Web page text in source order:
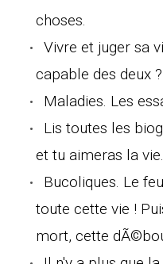
choses.
Vivre et juger sa
capable des deux ?
Maladies. Les
Lis toutes les
et tu aimeras la vie.
Bucoliques. Le
toute cette vie !
mort, cette